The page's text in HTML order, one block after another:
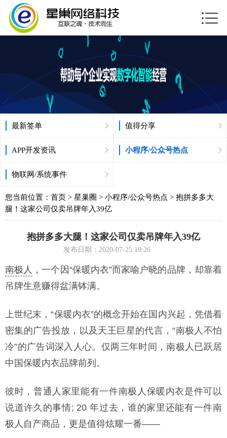
最新签单 值得分享
APP开发资讯 小程序/公众号热点
物联网/系统事件
您当前位置： 首页 > 星巢圈 > 小程序/公众号热点 > 抱拼多多大
腿！这家公司仅卖吊牌年入39亿
抱拼多多大腿！这家公司仅卖吊牌年入39亿
发布日期：2020-07-25 19:26
南极人 ，一个因“保暖内衣”而家喻户晓的品牌，却靠着
吊牌生意赚得盆满钵满。
上世纪末，“保暖内衣”的概念开始在国内兴起，凭借着
密集的广告投放，以及天王巨星的代言，“南极人不怕
冷”的广告词深入人心。仅两三年时间，南极人已跃居
中国保暖内衣品牌前列。
彼时，普通人家里能有一件南极人保暖内衣是件可以
说道许久的事情; 20 年过去，谁的家里还能有一件南
极人自产商品，更是值得炫耀一番——